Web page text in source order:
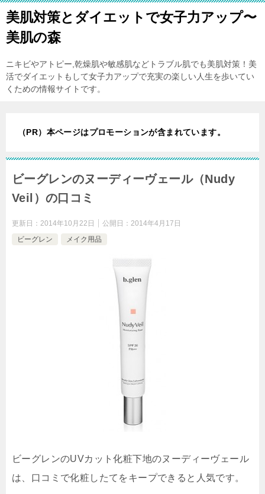
美肌対策とダイエットで女子力アップ〜
美肌の森
ニキビやアトピー,乾燥肌や敏感肌などトラブル肌でも美肌対策！美
活でダイエットもして女子力アップで充実の楽しい人生を歩いてい
くための情報サイトです。
（PR）本ページはプロモーションが含まれています。
ビーグレンのヌーディーヴェール（Nudy
Veil）の口コミ
更新日： 2014年10月22日 公開日： 2014年4月17日
ビーグレン
メイク用品
ビーグレンのUVカット化粧下地のヌーディーヴェール
は、口コミで化粧したてをキープできると人気です。